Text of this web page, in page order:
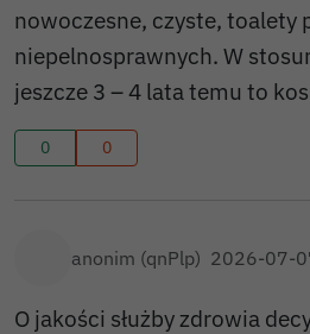
nowoczesne, czyste, toalety
niepelnosprawnych. W
jeszcze 3 – 4 lata temu to
0 0
anonim (qnPlp) 2026-07-
O jakości służby zdrowia